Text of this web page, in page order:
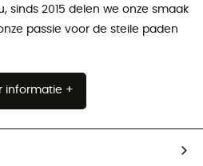
sinds 2015 delen we onze smaak
passie voor de steile paden
informatie +